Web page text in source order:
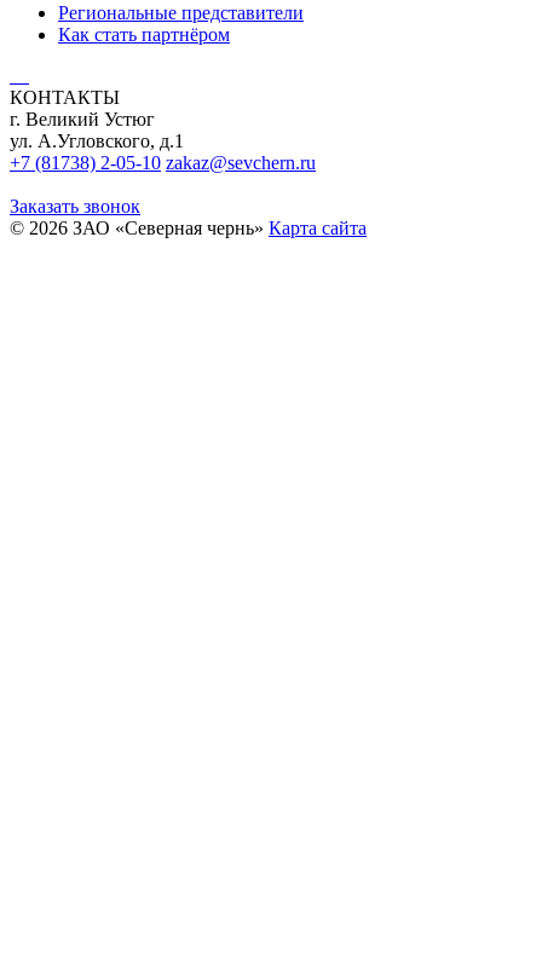
Региональные представители
Как стать партнёром
КОНТАКТЫ
г. Великий Устюг
ул. А.Угловского, д.1
+7 (81738) 2-05-10 zakaz@sevchern.ru
Заказать звонок
© 2026 ЗАО «Северная чернь» Карта сайта